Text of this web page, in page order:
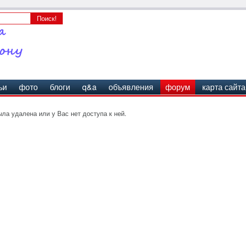
фото блоги q&a объявления форум карта сайта
удалена или у Вас нет доступа к ней.